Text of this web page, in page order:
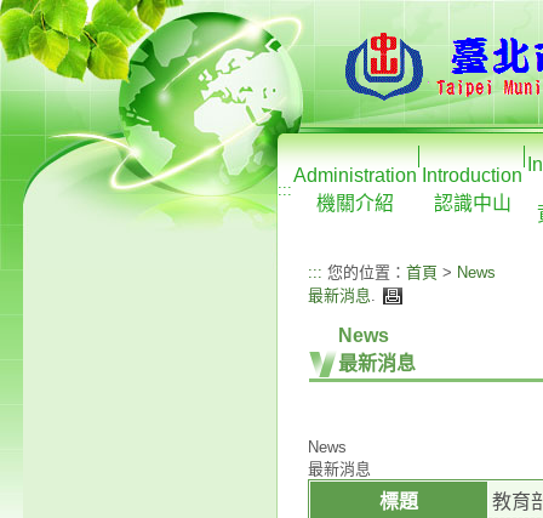
:::
Administration
機關介紹
Introduction
認識中山
::: 您的位置： 首頁 > News
最新消息.
News
最新消息
News
最新消息
標題
教育